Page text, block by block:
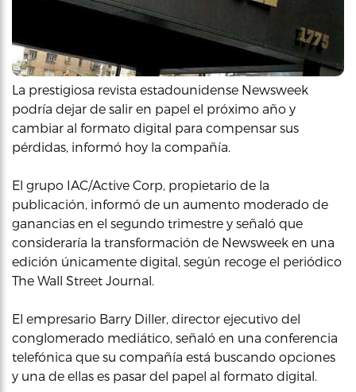
La prestigiosa revista estadounidense Newsweek
podría dejar de salir en papel el próximo año y
cambiar al formato digital para compensar sus
pérdidas, informó hoy la compañía.
El grupo IAC/Active Corp, propietario de la
publicación, informó de un aumento moderado de
ganancias en el segundo trimestre y señaló que
consideraría la transformación de Newsweek en una
edición únicamente digital, según recoge el periódico
The Wall Street Journal.
El empresario Barry Diller, director ejecutivo del
conglomerado mediático, señaló en una conferencia
telefónica que su compañía está buscando opciones
y una de ellas es pasar del papel al formato digital.